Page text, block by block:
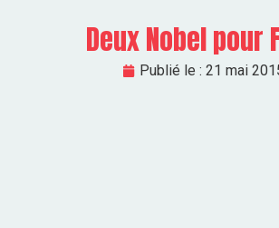
Deux Nobel pour
Publié le : 21 mai